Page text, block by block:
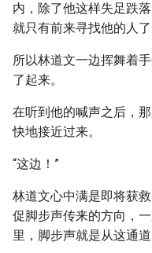
内，除了他这样失足跌
就只有前来寻找他的人了
所以林道文一边挥舞着
了起来。
在听到他的喊声之后，
快地接近过来。
“这边！”
林道文心中满是即将获
促脚步声传来的方向，
里，脚步声就是从这通道